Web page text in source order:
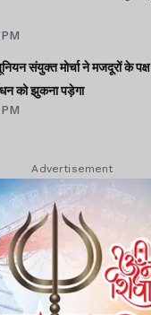
संयुक्त मोर्चा ने मजदूरों के
को झुकना पड़ेगा
Advertisement